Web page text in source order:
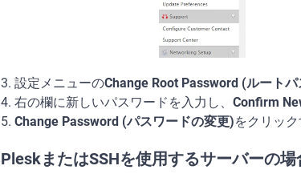
3. 設定メニューのChange Root Password (ルート
4. 右の欄に新しいパスワードを入力し、 Confirm
5. Change Password (パスワードの変更)をクリッ
PleskまたはSSHを使用するサーバーの場